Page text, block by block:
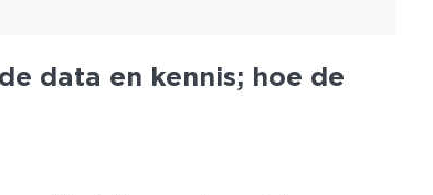
data en kennis; hoe de